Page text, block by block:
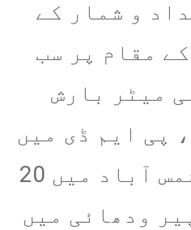
و شمار کے
مقام پر سب
80 ملی میٹر بارش
پی ایم ڈی میں
40 ملی میٹر، شمس آباد میں 20
ودھائی میں